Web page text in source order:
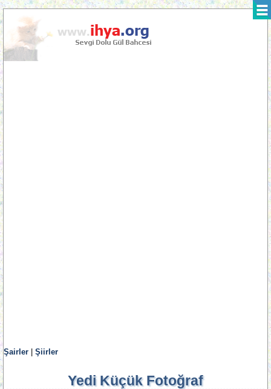
Şairler Şiirler
Yedi Küçük Fotoğraf